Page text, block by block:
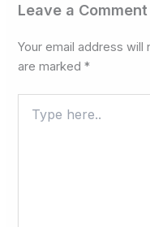
Leave a Comment
Your email address will
are marked*
here..